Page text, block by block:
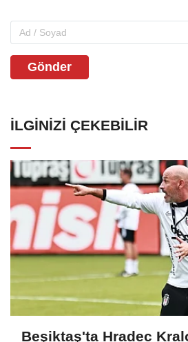
Gönder
İLGINIZI ÇEKEBILIR
Beşiktaş'ta Hradec